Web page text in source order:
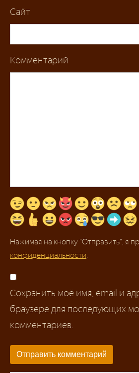
Сайт
Комментарий
Нажимая на кнопку "Отправить", я
конфиденциальности.
Сохранить моё имя, email и
браузере для последующих
комментариев.